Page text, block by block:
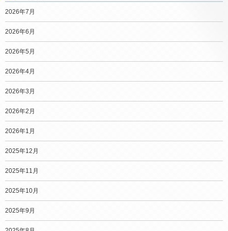
2026年7月
2026年6月
2026年5月
2026年4月
2026年3月
2026年2月
2026年1月
2025年12月
2025年11月
2025年10月
2025年9月